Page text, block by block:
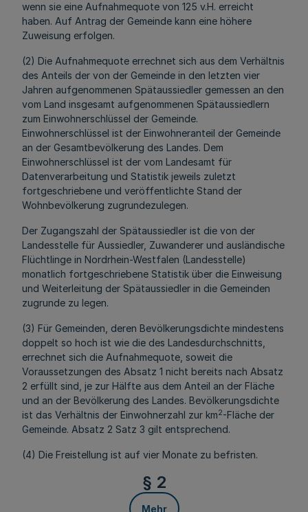
wenn sie eine Aufnahmequote von 125 v.H. erreicht
haben. Auf Antrag der Gemeinde kann eine höhere
Zuweisung erfolgen.
(2) Die Aufnahmequote errechnet sich aus dem Verhältnis
des Anteils der von der Gemeinde in den letzten vier
Jahren aufgenommenen Spätaussiedler gemessen an den
vom Land insgesamt aufgenommenen Spätaussiedlern
zum Einwohnerschlüssel der Gemeinde.
Einwohnerschlüssel ist der Einwohneranteil der Gemeinde
an der Gesamtbevölkerung des Landes. Dem
Einwohnerschlüssel ist der vom Landesamt für
Datenverarbeitung und Statistik jeweils zuletzt
fortgeschriebene und veröffentlichte Stand der
Wohnbevölkerung zugrundezulegen.
Der Zugangszahl der Spätaussiedler ist die von der
Landesstelle für Aussiedler, Zuwanderer und ausländische
Flüchtlinge in Nordrhein-Westfalen (Landesstelle)
monatlich fortgeschriebene Statistik über die Einweisung
und Weiterleitung der Spätaussiedler in die Gemeinden
zugrunde zu legen.
(3) Für Gemeinden, deren Bevölkerungsdichte mindestens
doppelt so hoch ist wie die des Landesdurchschnitts,
errechnet sich die Aufnahmequote, soweit die
Voraussetzungen des Absatz 1 nicht bereits nach Absatz
2 erfüllt sind, je zur Hälfte aus dem Anteil an der Fläche
und an der Bevölkerung des Landes. Bevölkerungsdichte
ist das Verhältnis der Einwohnerzahl zur km2-Fläche der
Gemeinde. Absatz 2 Satz 3 gilt entsprechend.
(4) Die Freistellung ist auf vier Monate zu befristen.
§ 2
Mehr